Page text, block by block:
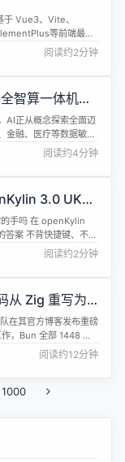
Vue3、Vite、
等前端最新
、快捷和容易理解，
政务系统等开发。
阅读约2分钟
智算一体机，
全“深度融合的
AI正从概念探索全面迈
金融、医疗等数据敏感
云向私有化迁移
建安全、高效、可控
核心挑战。 一、绿盟安
案不仅存在防护盲区，
阅读约4分钟
3.0 UKUI
手吗 在 openKylin
案 不背快捷键、不学
、调音量 声声回应，
这一次，我们把
温度&quot;做实
阅读约2分钟
从 Zig 重写为
械移植，稳定
在其官方博客发布重磅
，Bun 全部 1448 个
代码，测试套件实
）已通过 canary
致性能著称的
入 Rust 时代。 这一决
阅读约12分钟
1000